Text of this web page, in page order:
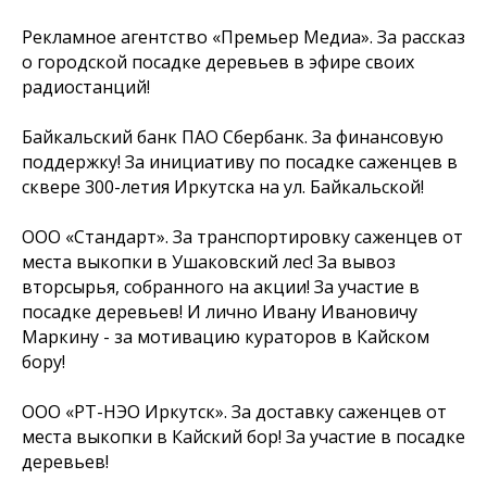
Рекламное агентство «Премьер Медиа». За рассказ
о городской посадке деревьев в эфире своих
радиостанций!
Байкальский банк ПАО Сбербанк. За финансовую
поддержку! За инициативу по посадке саженцев в
сквере 300-летия Иркутска на ул. Байкальской!
ООО «Стандарт». За транспортировку саженцев от
места выкопки в Ушаковский лес! За вывоз
вторсырья, собранного на акции! За участие в
посадке деревьев! И лично Ивану Ивановичу
Маркину - за мотивацию кураторов в Кайском
бору!
ООО «РТ-НЭО Иркутск». За доставку саженцев от
места выкопки в Кайский бор! За участие в посадке
деревьев!